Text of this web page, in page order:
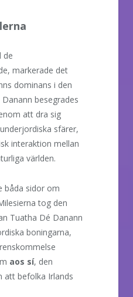
de
markerade det
dominans i den
besegrades
att dra sig
sfärer,
interaktion mellan
världen.
båda sidor om
tog den
Tuatha Dé Danann
boningarna,
aos sí, den
att befolka Irlands